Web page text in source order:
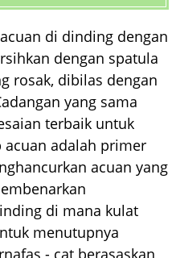
di dinding dengan
dengan spatula
rosak, dibilas dengan
yang sama
terbaik untuk
adalah primer
acuan yang
di mana kulat
menutupnya